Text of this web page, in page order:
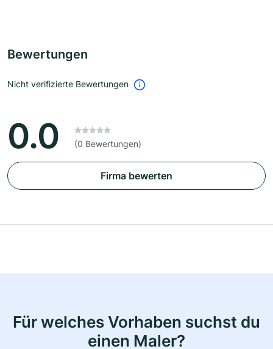
Bewertungen
Nicht verifizierte Bewertungen
0.0 (0 Bewertungen)
Firma bewerten
Für welches Vorhaben suchst du
einen Maler?